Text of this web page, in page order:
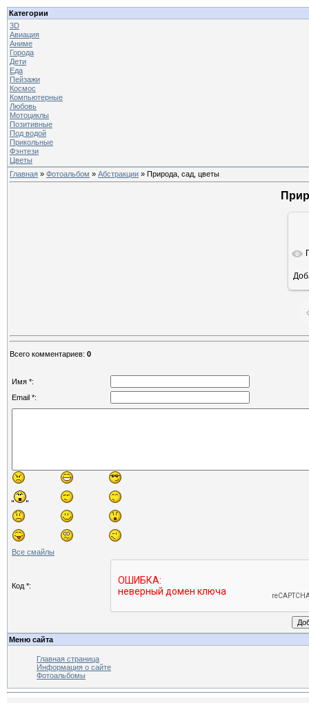
Категории
3D
Авиация
Аниме
Города
Дети
Еда
Пейзажи
Космос
Компьютерные
Любовь
Мотоциклы
Позитивные
Под водой
Прикольные
Фэнтези
Цветы
Главная » Фотоальбом » Абстракции » Природа, сад, цветы
Всего комментариев: 0
Имя *:
Email *:
Все смайлы
Код *:
Меню сайта
Главная страница
Информация о сайте
Фотоальбомы